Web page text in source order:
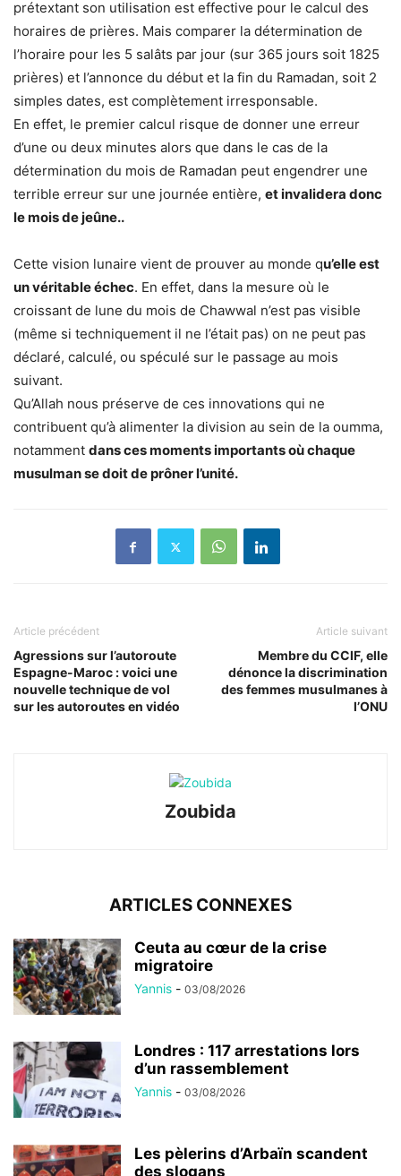
prétextant son utilisation est effective pour le calcul des
horaires de prières. Mais comparer la détermination de
l’horaire pour les 5 salâts par jour (sur 365 jours soit 1825
prières) et l’annonce du début et la fin du Ramadan, soit 2
simples dates, est complètement irresponsable.
En effet, le premier calcul risque de donner une erreur
d’une ou deux minutes alors que dans le cas de la
détermination du mois de Ramadan peut engendrer une
terrible erreur sur une journée entière, et invalidera donc
le mois de jeûne..
Cette vision lunaire vient de prouver au monde qu’elle est
un véritable échec. En effet, dans la mesure où le
croissant de lune du mois de Chawwal n’est pas visible
(même si techniquement il ne l’était pas) on ne peut pas
déclaré, calculé, ou spéculé sur le passage au mois
suivant.
Qu’Allah nous préserve de ces innovations qui ne
contribuent qu’à alimenter la division au sein de la oumma,
notamment dans ces moments importants où chaque
musulman se doit de prôner l’unité.
Article précédent
Agressions sur l’autoroute
Espagne-Maroc : voici une
nouvelle technique de vol
sur les autoroutes en vidéo
Article suivant
Membre du CCIF, elle
dénonce la discrimination
des femmes musulmanes à
l’ONU
Zoubida
ARTICLES CONNEXES
Ceuta au cœur de la crise
migratoire
Yannis - 03/08/2026
Londres : 117 arrestations lors
d’un rassemblement
Yannis - 03/08/2026
Les pèlerins d’Arbaïn scandent
des slogans